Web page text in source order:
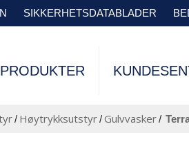
SIKKERHETSDATABLADER
PRODUKTER
/ Høytrykksutstyr/Gulvvasker/